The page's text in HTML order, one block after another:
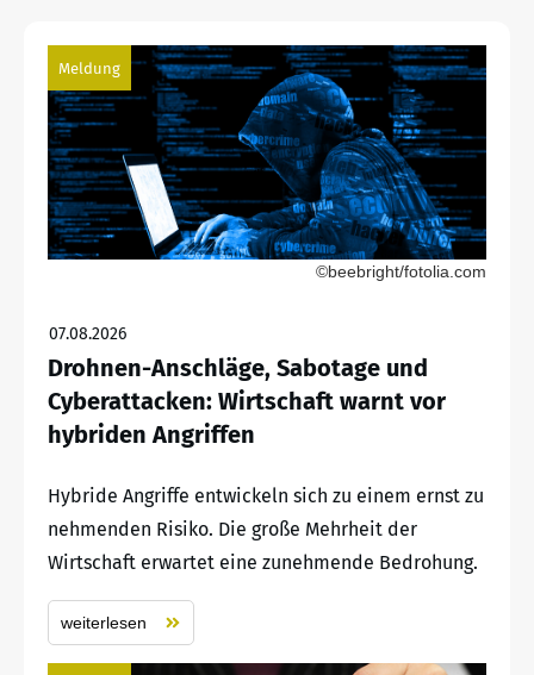
Meldung
©beebright/fotolia.com
07.08.2026
Drohnen-Anschläge, Sabotage und
Cyberattacken: Wirtschaft warnt vor
hybriden Angriffen
Hybride Angriffe entwickeln sich zu einem ernst zu
nehmenden Risiko. Die große Mehrheit der
Wirtschaft erwartet eine zunehmende Bedrohung.
weiterlesen